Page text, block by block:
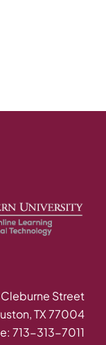
Street
TX 77004
713-313-7011